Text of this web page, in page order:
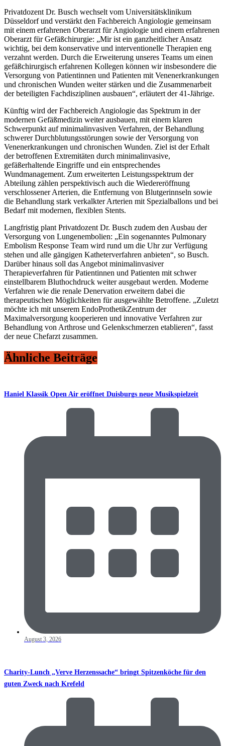
Privatdozent Dr. Busch wechselt vom Universitätsklinikum
Düsseldorf und verstärkt den Fachbereich Angiologie gemeinsam
mit einem erfahrenen Oberarzt für Angiologie und einem erfahrenen
Oberarzt für Gefäßchirurgie: „Mir ist ein ganzheitlicher Ansatz
wichtig, bei dem konservative und interventionelle Therapien eng
verzahnt werden. Durch die Erweiterung unseres Teams um einen
gefäßchirurgisch erfahrenen Kollegen können wir insbesondere die
Versorgung von Patientinnen und Patienten mit Venenerkrankungen
und chronischen Wunden weiter stärken und die Zusammenarbeit
der beteiligten Fachdisziplinen ausbauen“, erläutert der 41-Jährige.
Künftig wird der Fachbereich Angiologie das Spektrum in der
modernen Gefäßmedizin weiter ausbauen, mit einem klaren
Schwerpunkt auf minimalinvasiven Verfahren, der Behandlung
schwerer Durchblutungsstörungen sowie der Versorgung von
Venenerkrankungen und chronischen Wunden. Ziel ist der Erhalt
der betroffenen Extremitäten durch minimalinvasive,
gefäßerhaltende Eingriffe und ein entsprechendes
Wundmanagement. Zum erweiterten Leistungsspektrum der
Abteilung zählen perspektivisch auch die Wiedereröffnung
verschlossener Arterien, die Entfernung von Blutgerinnseln sowie
die Behandlung stark verkalkter Arterien mit Spezialballons und bei
Bedarf mit modernen, flexiblen Stents.
Langfristig plant Privatdozent Dr. Busch zudem den Ausbau der
Versorgung von Lungenembolien: „Ein sogenanntes Pulmonary
Embolism Response Team wird rund um die Uhr zur Verfügung
stehen und alle gängigen Katheterverfahren anbieten“, so Busch.
Darüber hinaus soll das Angebot minimalinvasiver
Therapieverfahren für Patientinnen und Patienten mit schwer
einstellbarem Bluthochdruck weiter ausgebaut werden. Moderne
Verfahren wie die renale Denervation erweitern dabei die
therapeutischen Möglichkeiten für ausgewählte Betroffene. „Zuletzt
möchte ich mit unserem EndoProthetikZentrum der
Maximalversorgung kooperieren und innovative Verfahren zur
Behandlung von Arthrose und Gelenkschmerzen etablieren“, fasst
der neue Chefarzt zusammen.
Ähnliche Beiträge
Haniel Klassik Open Air eröffnet Duisburgs neue Musikspielzeit
August 3, 2026
Charity-Lunch „Verve Herzenssache“ bringt Spitzenköche für den
guten Zweck nach Krefeld